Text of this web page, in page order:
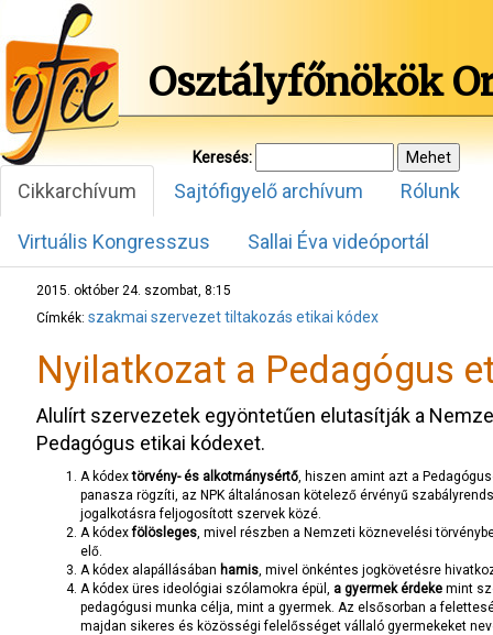
Osztályfőnökök
Keresés:
Cikkarchívum Sajtófigyelő archívum Rólunk
Virtuális Kongresszus Sallai Éva videóportál
2015. október 24. szombat, 8:15
Címkék: szakmai szervezettiltakozás etikai kódex
Nyilatkozat a Pedagógus
Alulírt szervezetek egyöntetűen elutasítják a
Pedagógus etikai kódexet.
A kódextörvény- és alkotmánysértő, hiszen amint azt a
panasza rögzíti, az NPK általánosan kötelező érvényű
jogalkotásra feljogosított szervek közé.
A kódexfölösleges, mivel részben a Nemzeti köznevelési
elő.
A kódex alapállásában hamis, mivel önkéntes jogkövetésre
A kódex üres ideológiai szólamokra épül, a gyermek érdeke mint
pedagógusi munka célja, mint a gyermek. Az elsősorban a
majdan sikeres és közösségi felelősséget vállaló gyermekeket